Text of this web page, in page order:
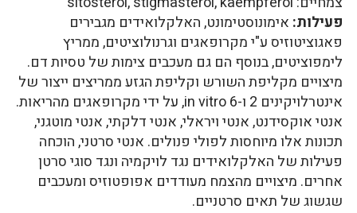
פעילות: אימונוסטימונט, האלקלואידים מגבירים
פאגוציטוזיס ע"י מקרופאגים וגרנולוציטים, ממריץ
לימפוציטים, בנוסף הם גם מעכבים צימות של טסיות דם.
מיצויים מקליפת השורש וקליפת הגזע ממריצים ייצור של
אינטרלויקינים 2 ו-6 in vitro, על ידי מקרופאגים מהריאות.
אנטי אוקסידנט, אנטי ויראלי, אנטי דלקתי, אנטי מוטגני,
תכונות אלו מיוחסות לפולי פנולים. אנטי סרטני, הוכחה
פעילות של האלקלואידים נגד לויקמיה ונגד סוגי סרטן
אחרים. מיצויים מהצמח מעודדים אפופטוזיס ומעכבים
שגשוג של תאים סרטניים.